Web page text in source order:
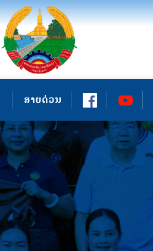
ສາຍດ່ວນ